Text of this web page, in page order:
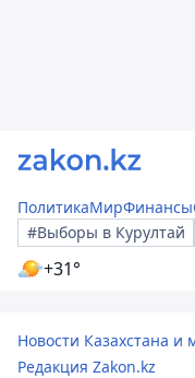
ПолитикаМирФинансы
#Выборы в Курултай
+31°
Новости Казахстана и
Редакция Zakon.kz